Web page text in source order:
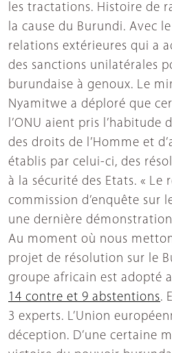
les tractations. Histoire de
la cause du Burundi. Avec
relations extérieures qui a
des sanctions unilatérales
burundaise à genoux. Le
Nyamitwe a déploré que
l’ONU aient pris l’habitude
des droits de l’Homme et
établis par celui-ci, des
à la sécurité des Etats. « Le
commission d’enquête sur
une dernière
Au moment où nous
projet de résolution sur le
groupe africain est adopté
14 contre et 9 abstentions.
3 experts. L’Union
déception. D’une certaine